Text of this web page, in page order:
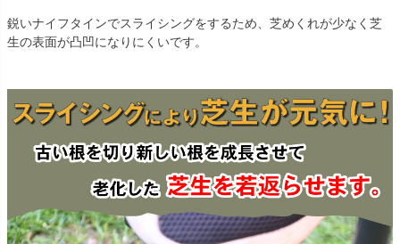
鋭いナイフタインでスライシングをするため、芝めくれが少なく芝
生の表面が凸凹になりにくいです。